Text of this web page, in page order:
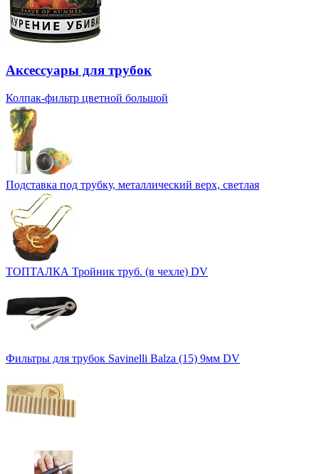
Аксессуары для трубок
Колпак-фильтр цветной большой
Подставка под трубку, металлический верх, светлая
ТОПТАЛКА Тройник труб. (в чехле) DV
Фильтры для трубок Savinelli Balza (15) 9мм DV